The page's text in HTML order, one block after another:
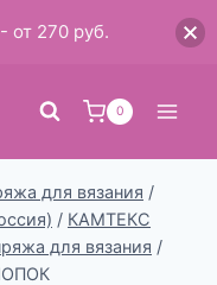
0
для вязания /
/ КАМТЕКС
для вязания /
от 270 руб.